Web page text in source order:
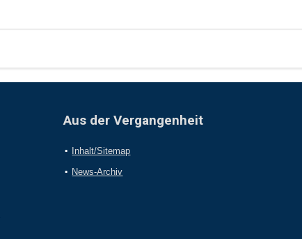
Aus der Vergangenheit
Inhalt/Sitemap
News-Archiv